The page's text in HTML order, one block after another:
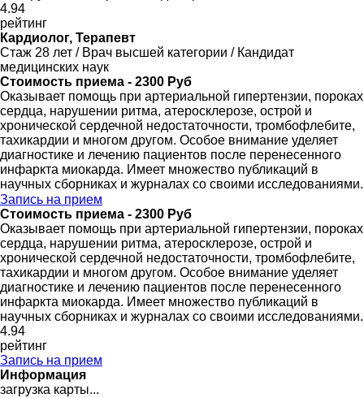
4.94
рейтинг
Кардиолог, Терапевт
Стаж 28 лет / Врач высшей категории / Кандидат
медицинских наук
Стоимость приема - 2300 Руб
Оказывает помощь при артериальной гипертензии, пороках
сердца, нарушении ритма, атеросклерозе, острой и
хронической сердечной недостаточности, тромбофлебите,
тахикардии и многом другом. Особое внимание уделяет
диагностике и лечению пациентов после перенесенного
инфаркта миокарда. Имеет множество публикаций в
научных сборниках и журналах со своими исследованиями.
Запись на прием
Стоимость приема - 2300 Руб
Оказывает помощь при артериальной гипертензии, пороках
сердца, нарушении ритма, атеросклерозе, острой и
хронической сердечной недостаточности, тромбофлебите,
тахикардии и многом другом. Особое внимание уделяет
диагностике и лечению пациентов после перенесенного
инфаркта миокарда. Имеет множество публикаций в
научных сборниках и журналах со своими исследованиями.
4.94
рейтинг
Запись на прием
Информация
загрузка карты...